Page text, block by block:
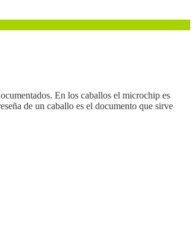
En los caballos el microchip es
de un caballo es el documento que sirve